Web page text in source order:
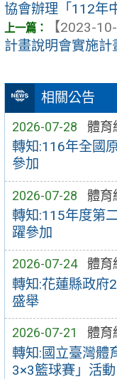
相關公告
2026-07-28 體育
轉知:116年全國
參加
2026-07-28 體育
轉知:115年度第
躍參加
2026-07-24 體育
轉知:花蓮縣政府
盛舉
2026-07-21 體育
轉知:國立臺灣體
3×3籃球賽」活
協會辦理「112年
【2023-10-
計畫說明會實施計